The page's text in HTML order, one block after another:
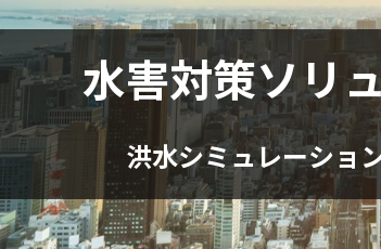
水害対策ソリ
洪水シミュレーショ